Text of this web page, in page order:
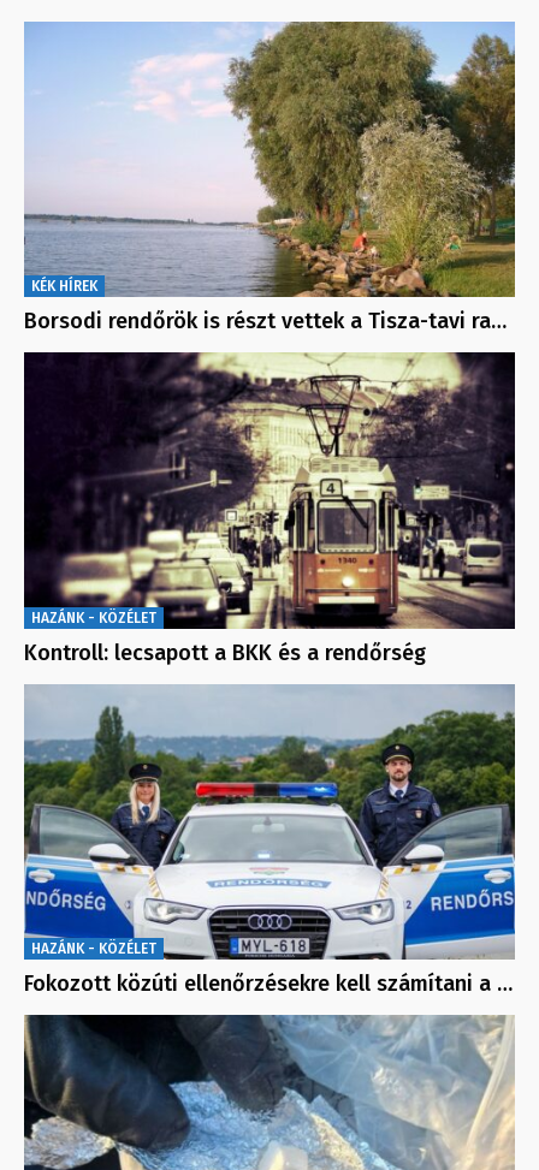
KÉK HÍREK
Borsodi rendőrök is részt vettek a Tisza-tavi ra…
HAZÁNK - KÖZÉLET
Kontroll: lecsapott a BKK és a rendőrség
HAZÁNK - KÖZÉLET
Fokozott közúti ellenőrzésekre kell számítani a …